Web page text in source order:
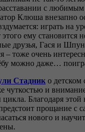
с любимым
Клюша внезапно
играть на
ему становится
друзья, Гася и
– тоже очень
можно даже…
Стадник о детском
чуткостью и
Благодаря
прощание с
нового и